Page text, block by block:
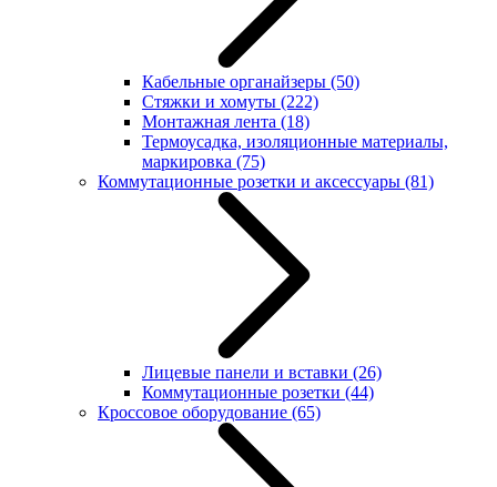
Кабельные органайзеры (50)
Стяжки и хомуты (222)
Монтажная лента (18)
Термоусадка, изоляционные материалы,
маркировка (75)
Коммутационные розетки и аксессуары (81)
Лицевые панели и вставки (26)
Коммутационные розетки (44)
Кроссовое оборудование (65)